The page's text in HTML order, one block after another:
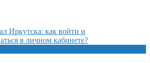
Иркутска: как войти и
в личном кабинете?